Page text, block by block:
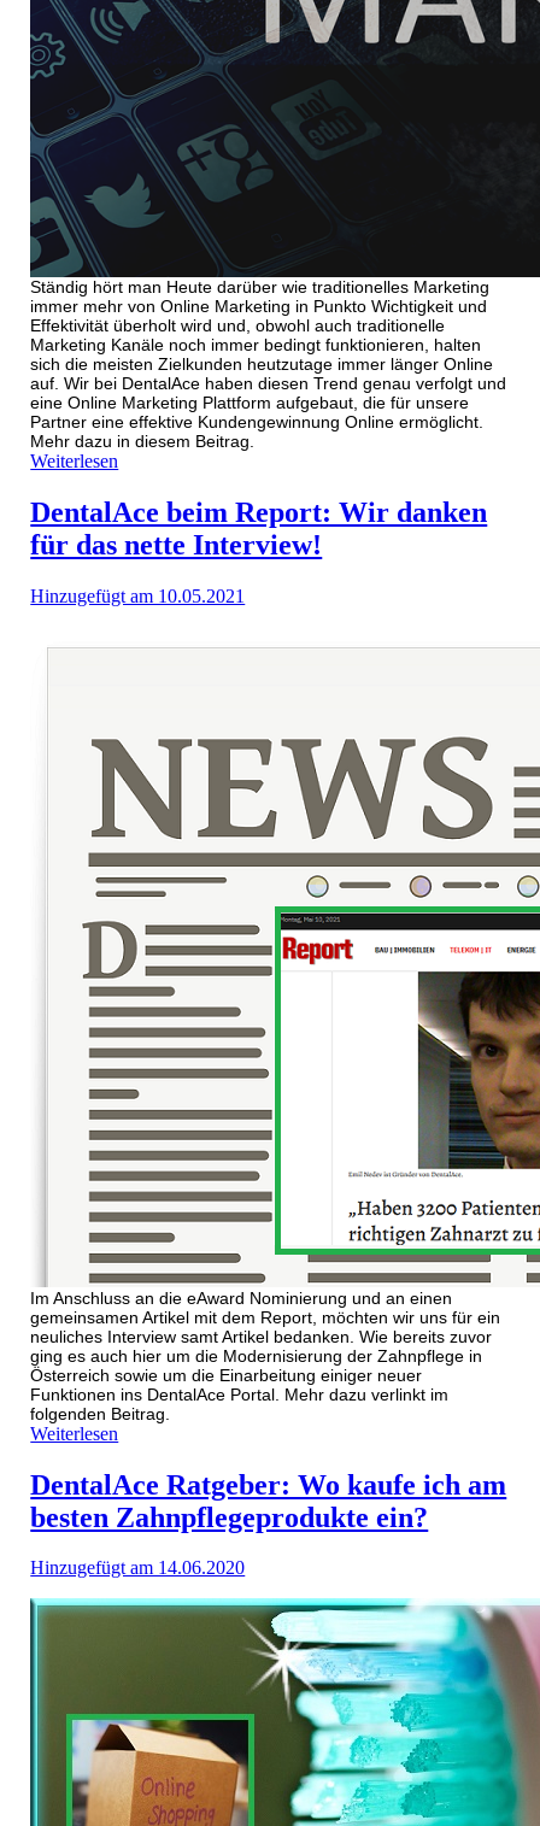
Ständig hört man Heute darüber wie traditionelles Marketing
immer mehr von Online Marketing in Punkto Wichtigkeit und
Effektivität überholt wird und, obwohl auch traditionelle
Marketing Kanäle noch immer bedingt funktionieren, halten
sich die meisten Zielkunden heutzutage immer länger Online
auf. Wir bei DentalAce haben diesen Trend genau verfolgt und
eine Online Marketing Plattform aufgebaut, die für unsere
Partner eine effektive Kundengewinnung Online ermöglicht.
Mehr dazu in diesem Beitrag.
Weiterlesen
DentalAce beim Report: Wir danken
für das nette Interview!
Hinzugefügt am 10.05.2021
Im Anschluss an die eAward Nominierung und an einen
gemeinsamen Artikel mit dem Report, möchten wir uns für ein
neuliches Interview samt Artikel bedanken. Wie bereits zuvor
ging es auch hier um die Modernisierung der Zahnpflege in
Österreich sowie um die Einarbeitung einiger neuer
Funktionen ins DentalAce Portal. Mehr dazu verlinkt im
folgenden Beitrag.
Weiterlesen
DentalAce Ratgeber: Wo kaufe ich am
besten Zahnpflegeprodukte ein?
Hinzugefügt am 14.06.2020